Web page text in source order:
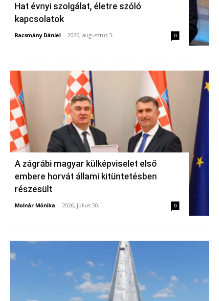
Hat évnyi szolgálat, életre szóló
kapcsolatok
Racsmány Dániel - 2026, augusztus 3. 0
A zágrábi magyar külképviselet első
embere horvát állami kitüntetésben
részesült
Molnár Mónika - 2026, július 30. 0